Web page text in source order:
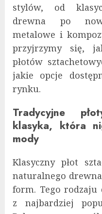
stylów, od
drewna po
metalowe i
przyjrzymy się,
płotów
jakie opcje
rynku.
Tradycyjne
klasyka, która
mody
Klasyczny płot
naturalnego
form. Tego rodzaju
z najbardziej